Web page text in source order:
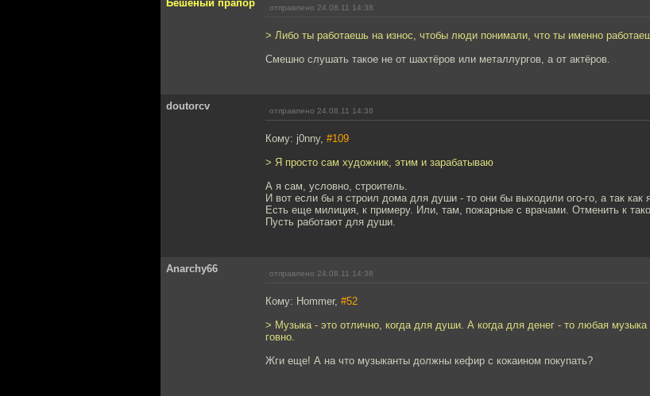
Бешеный прапор отправлено 24.08.11 14:38
> Либо ты работаешь на износ, чтобы люди понимали, что ты именно
Смешно слушать такое не от шахтёров или металлургов, а от актёров.
doutorcv отправлено 24.08.11 14:38
Кому: j0nny, #109
> Я просто сам художник, этим и зарабатываю
А я сам, условно, строитель.
И вот если бы я строил дома для души - то они бы выходили ого-го, а так как
Есть еще милиция, к примеру. Или, там, пожарные с врачами. Отменить к
Пусть работают для души.
Anarchy66 отправлено 24.08.11 14:38
Кому: Hommer, #52
> Музыка - это отлично, когда для души. А когда для денег - то любая
говно.
Жги еще! А на что музыканты должны кефир с кокаином покупать?